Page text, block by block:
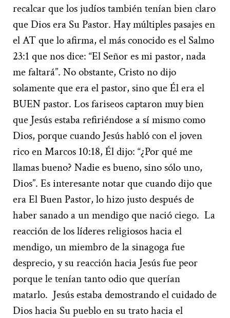
recalcar que los judíos también tenían bien claro
que Dios era Su Pastor. Hay múltiples pasajes en
el AT que lo afirma, el más conocido es el Salmo
23:1 que nos dice: “El Señor es mi pastor, nada
me faltará”. No obstante, Cristo no dijo
solamente que era el pastor, sino que Él era el
BUEN pastor. Los fariseos captaron muy bien
que Jesús estaba refiriéndose a sí mismo como
Dios, porque cuando Jesús habló con el joven
rico en Marcos 10:18, Él dijo: “¿Por qué me
llamas bueno? Nadie es bueno, sino sólo uno,
Dios”. Es interesante notar que cuando dijo que
era El Buen Pastor, lo hizo justo después de
haber sanado a un mendigo que nació ciego. La
reacción de los líderes religiosos hacia el
mendigo, un miembro de la sinagoga fue
desprecio, y su reacción hacia Jesús fue peor
porque le tenían tanto odio que querían
matarlo. Jesús estaba demostrando el cuidado de
Dios hacia Su pueblo en su trato hacia el